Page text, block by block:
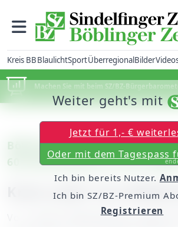
Kreis BBBlaulichtSportÜberregionalBilder
Machen Sie mit beim SZ/BZ-
Böblingen: Wegen
60 Kostendeckel mit der
Kreis zahlt 16,5
unserer Mitarbeiterin Sybille
Weiter geht's mit
Jetzt für 1,- €
Oder mit dem Tagespass
Ich bin bereits Nutzer.
Ich bin SZ/BZ-Premium
Registrieren